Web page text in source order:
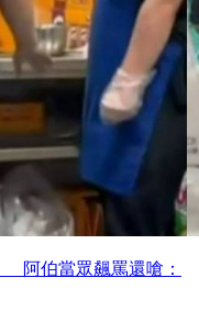
阿伯當眾飆罵還嗆：